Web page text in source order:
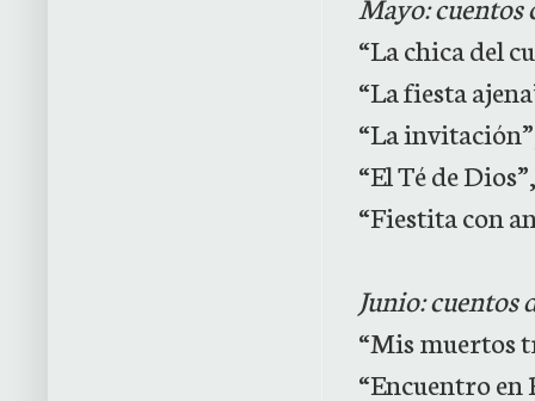
“La chica del
“La fiesta
“La
“El Té de
“Fiestita con
Junio: cuentos
“Mis muertos
“Encuentro en